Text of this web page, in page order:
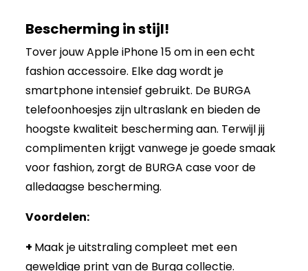
Bescherming in stijl!
Tover jouw Apple iPhone 15 om in een echt
fashion accessoire. Elke dag wordt je
smartphone intensief gebruikt. De BURGA
telefoonhoesjes zijn ultraslank en bieden de
hoogste kwaliteit bescherming aan. Terwijl jij
complimenten krijgt vanwege je goede smaak
voor fashion, zorgt de BURGA case voor de
alledaagse bescherming.
Voordelen:
+ Maak je uitstraling compleet met een
geweldige print van de Burga collectie.